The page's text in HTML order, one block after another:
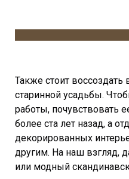
Также стоит
старинной усадьбы.
работы, почувствовать
более ста лет назад, а
декорированных
другим. На наш взгляд,
или модный